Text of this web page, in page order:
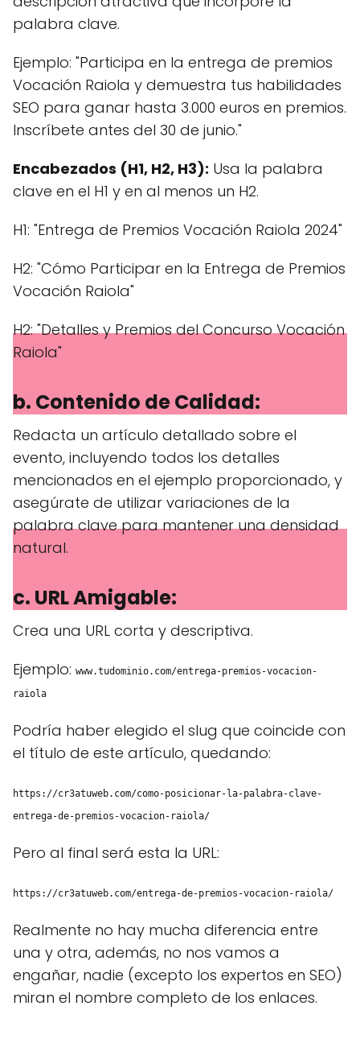
palabra clave.
Ejemplo: "Participa en la entrega de premios
Vocación Raiola y demuestra tus habilidades
SEO para ganar hasta 3.000 euros en premios.
Inscríbete antes del 30 de junio."
Encabezados (H1, H2, H3): Usa la palabra
clave en el H1 y en al menos un H2.
H1: "Entrega de Premios Vocación Raiola 2024"
H2: "Cómo Participar en la Entrega de Premios
Vocación Raiola"
H2: "Detalles y Premios del Concurso Vocación
Raiola"
b. Contenido de Calidad:
Redacta un artículo detallado sobre el
evento, incluyendo todos los detalles
mencionados en el ejemplo proporcionado, y
asegúrate de utilizar variaciones de la
palabra clave para mantener una densidad
natural.
c. URL Amigable:
Crea una URL corta y descriptiva.
Ejemplo: www.tudominio.com/entrega-premios-vocacion-
raiola
Podría haber elegido el slug que coincide con
el título de este artículo, quedando:
https://cr3atuweb.com/como-posicionar-la-palabra-clave-
entrega-de-premios-vocacion-raiola/
Pero al final será esta la URL:
https://cr3atuweb.com/entrega-de-premios-vocacion-raiola/
Realmente no hay mucha diferencia entre
una y otra, además, no nos vamos a
engañar, nadie (excepto los expertos en SEO)
miran el nombre completo de los enlaces.